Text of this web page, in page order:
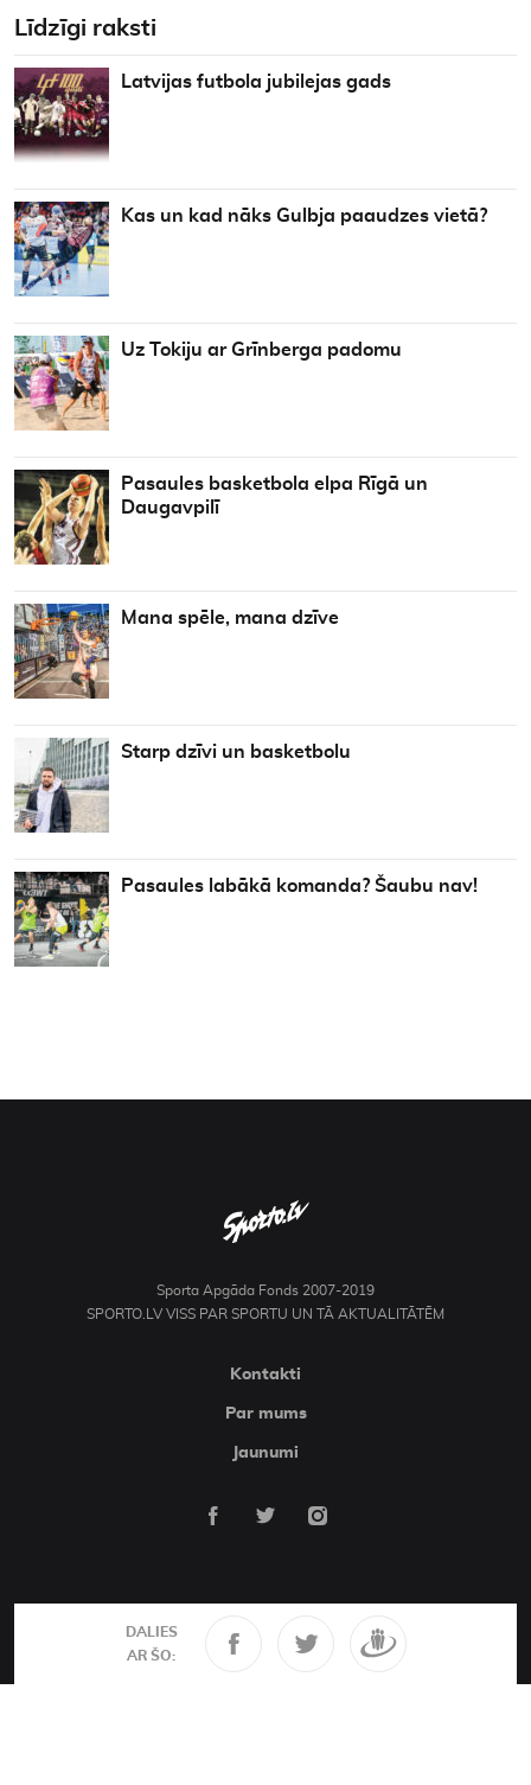
DALIES
AR ŠO:
Līdzīgi raksti
Latvijas futbola jubilejas gads
Kas un kad nāks Gulbja paaudzes vietā?
Uz Tokiju ar Grīnberga padomu
Pasaules basketbola elpa Rīgā un
Daugavpilī
Mana spēle, mana dzīve
Starp dzīvi un basketbolu
Pasaules labākā komanda? Šaubu nav!
Sporta Apgāda Fonds 2007-2019
SPORTO.LV VISS PAR SPORTU UN TĀ AKTUALITĀTĒM
Kontakti
Par mums
Jaunumi